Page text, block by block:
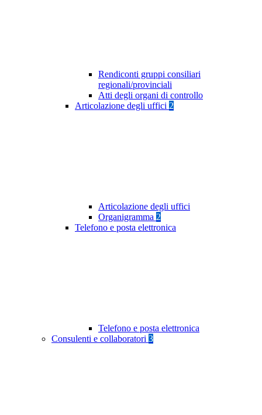
Rendiconti gruppi consiliari
regionali/provinciali
Atti degli organi di controllo
Articolazione degli uffici 2
Articolazione degli uffici
Organigramma 2
Telefono e posta elettronica
Telefono e posta elettronica
Consulenti e collaboratori 3